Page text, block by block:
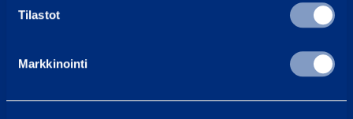
Tilastot
Markkinointi
Våra medarbetare kan alltid hjälpa dig